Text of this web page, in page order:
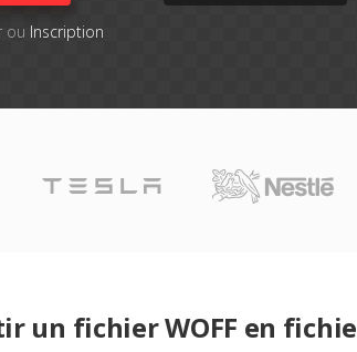
ou Inscription
un fichier WOFF en